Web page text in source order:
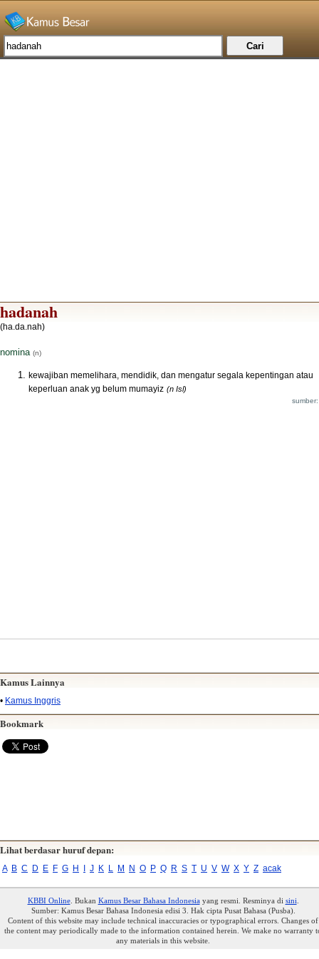
hadanah
(ha.da.nah)
nomina (n)
kewajiban memelihara, mendidik, dan mengatur segala kepentingan atau
keperluan anak yg belum mumayiz (n Isl)
Kamus Lainnya
• Kamus Inggris
Bookmark
Lihat berdasar huruf depan:
A B C D E F G H I J K L M N O P Q R S T U V W X Y Z acak
KBBI Online. Bukan Kamus Besar Bahasa Indonesiayang resmi. Resminya di sini
Sumber: Kamus Besar Bahasa Indonesia edisi 3. Hak cipta Pusat Bahasa (Pusba).
Content of this website may include technical inaccuracies or typographical errors. Changes of
the content may periodically made to the information contained herein. We make no warranty
any materials in this website.